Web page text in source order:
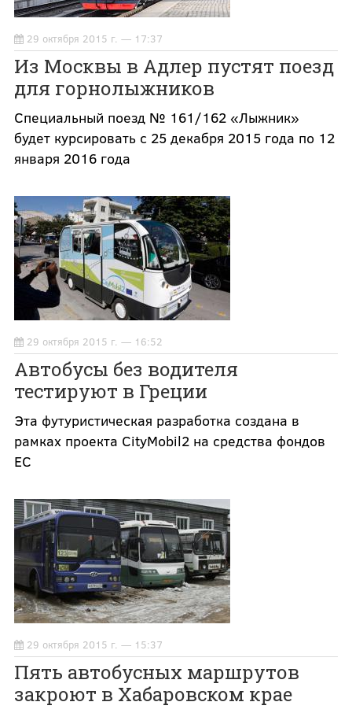
29 октября 2015 г. — 17:37
Из Москвы в Адлер пустят поезд
для горнолыжников
Специальный поезд № 161/162 «Лыжник»
будет курсировать с 25 декабря 2015 года по 12
января 2016 года
29 октября 2015 г. — 16:52
Автобусы без водителя
тестируют в Греции
Эта футуристическая разработка создана в
рамках проекта CityMobil2 на средства фондов
ЕС
29 октября 2015 г. — 15:37
Пять автобусных маршрутов
закроют в Хабаровском крае